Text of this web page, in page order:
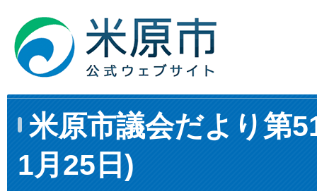
米原市議会だより第
1月25日)